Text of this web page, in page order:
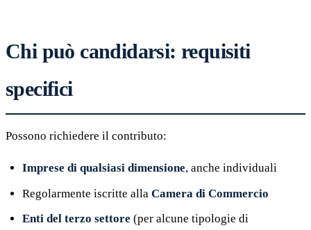
Chi può candidarsi: requisiti
specifici
Possono richiedere il contributo:
Imprese di qualsiasi dimensione, anche individuali
Regolarmente iscritte alla Camera di Commercio
Enti del terzo settore (per alcune tipologie di